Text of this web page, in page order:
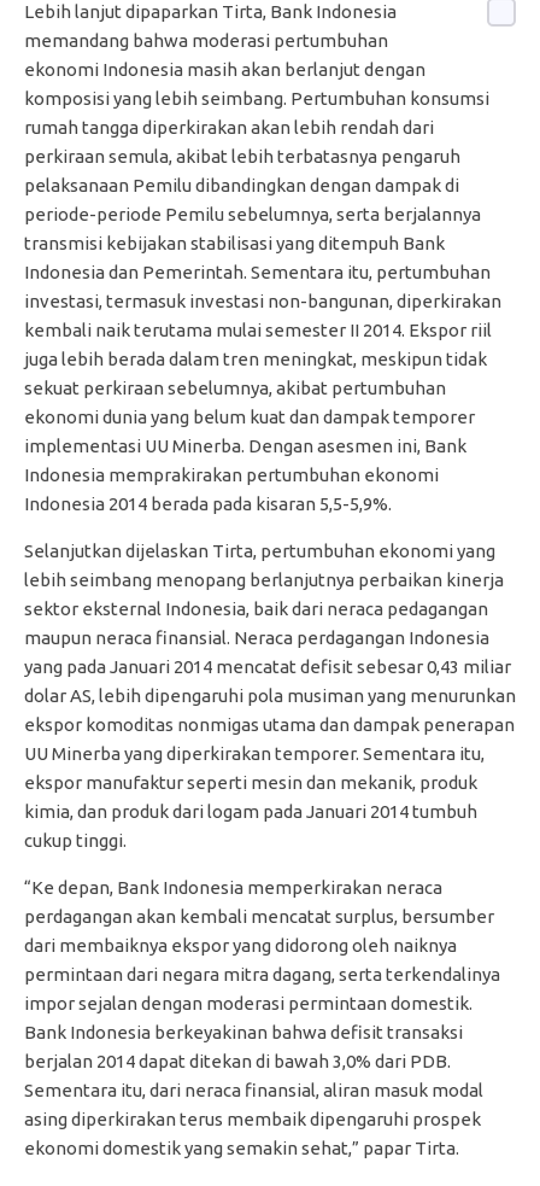
Lebih lanjut dipaparkan Tirta, Bank Indonesia
memandang bahwa moderasi pertumbuhan
ekonomi Indonesia masih akan berlanjut dengan
komposisi yang lebih seimbang. Pertumbuhan konsumsi
rumah tangga diperkirakan akan lebih rendah dari
perkiraan semula, akibat lebih terbatasnya pengaruh
pelaksanaan Pemilu dibandingkan dengan dampak di
periode-periode Pemilu sebelumnya, serta berjalannya
transmisi kebijakan stabilisasi yang ditempuh Bank
Indonesia dan Pemerintah. Sementara itu, pertumbuhan
investasi, termasuk investasi non-bangunan, diperkirakan
kembali naik terutama mulai semester II 2014. Ekspor riil
juga lebih berada dalam tren meningkat, meskipun tidak
sekuat perkiraan sebelumnya, akibat pertumbuhan
ekonomi dunia yang belum kuat dan dampak temporer
implementasi UU Minerba. Dengan asesmen ini, Bank
Indonesia memprakirakan pertumbuhan ekonomi
Indonesia 2014 berada pada kisaran 5,5-5,9%.
Selanjutkan dijelaskan Tirta, pertumbuhan ekonomi yang
lebih seimbang menopang berlanjutnya perbaikan kinerja
sektor eksternal Indonesia, baik dari neraca pedagangan
maupun neraca finansial. Neraca perdagangan Indonesia
yang pada Januari 2014 mencatat defisit sebesar 0,43 miliar
dolar AS, lebih dipengaruhi pola musiman yang menurunkan
ekspor komoditas nonmigas utama dan dampak penerapan
UU Minerba yang diperkirakan temporer. Sementara itu,
ekspor manufaktur seperti mesin dan mekanik, produk
kimia, dan produk dari logam pada Januari 2014 tumbuh
cukup tinggi.
“Ke depan, Bank Indonesia memperkirakan neraca
perdagangan akan kembali mencatat surplus, bersumber
dari membaiknya ekspor yang didorong oleh naiknya
permintaan dari negara mitra dagang, serta terkendalinya
impor sejalan dengan moderasi permintaan domestik.
Bank Indonesia berkeyakinan bahwa defisit transaksi
berjalan 2014 dapat ditekan di bawah 3,0% dari PDB.
Sementara itu, dari neraca finansial, aliran masuk modal
asing diperkirakan terus membaik dipengaruhi prospek
ekonomi domestik yang semakin sehat,” papar Tirta.